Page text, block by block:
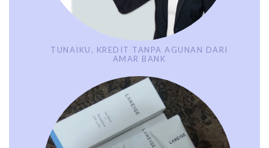
TUNAIKU, KREDIT TANPA AGUNAN DARI
AMAR BANK